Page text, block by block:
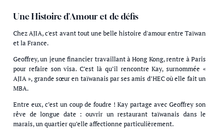
Une Histoire d'Amour et de défis
Chez AJIA, c'est avant tout une belle histoire d'amour entre Taïwan
et la France.
Geoffrey, un jeune financier travaillant à Hong Kong, rentre à Paris
pour refaire son visa. C’est là qu’il rencontre Kay, surnommée «
AJIA », grande sœur en taïwanais par ses amis d’HEC où elle fait un
MBA.
Entre eux, c’est un coup de foudre ! Kay partage avec Geoffrey son
rêve de longue date : ouvrir un restaurant taïwanais dans le
marais, un quartier qu’elle affectionne particulièrement.